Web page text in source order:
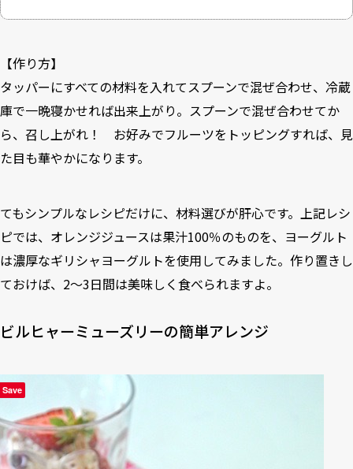
【作り方】
タッパーにすべての材料を入れてスプーンで混ぜ合わせ、冷蔵
庫で一晩寝かせれば出来上がり。スプーンで混ぜ合わせてか
ら、召し上がれ！ お好みでフルーツをトッピングすれば、見
た目も華やかになります。
てもシンプルなレシピだけに、材料選びが肝心です。上記レシ
ピでは、オレンジジュースは果汁100％のものを、ヨーグルト
は濃厚なギリシャヨーグルトを使用してみました。作り置きし
ておけば、2〜3日間は美味しく食べられますよ。
ビルヒャーミューズリーの簡単アレンジ
Save